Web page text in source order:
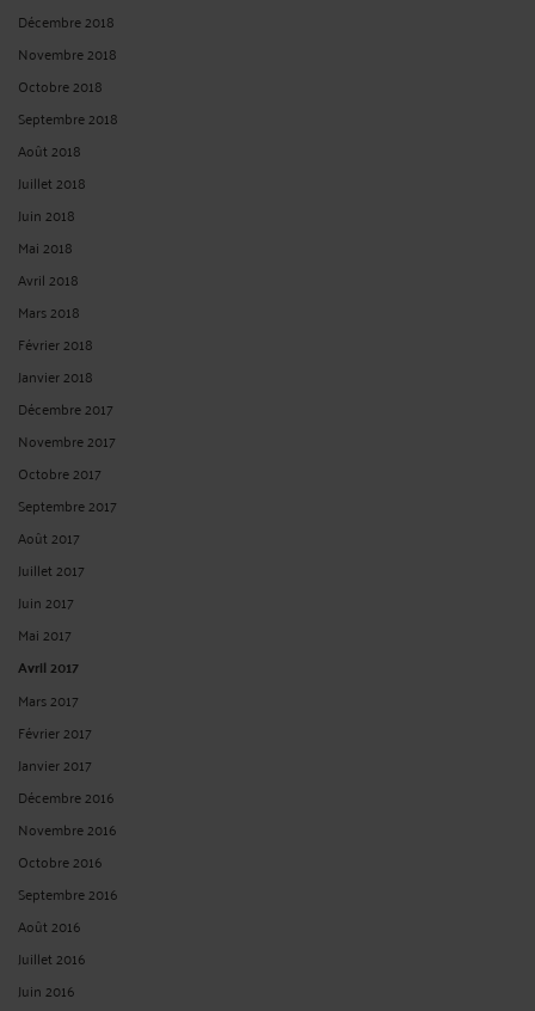
Novembre 2018
Octobre 2018
Septembre 2018
Août 2018
Juillet 2018
Juin 2018
Mai 2018
Avril 2018
Mars 2018
Février 2018
Janvier 2018
Décembre 2017
Novembre 2017
Octobre 2017
Septembre 2017
Août 2017
Juillet 2017
Juin 2017
Mai 2017
Avril 2017
Mars 2017
Février 2017
Janvier 2017
Décembre 2016
Novembre 2016
Octobre 2016
Septembre 2016
Août 2016
Juillet 2016
Juin 2016
Mai 2016